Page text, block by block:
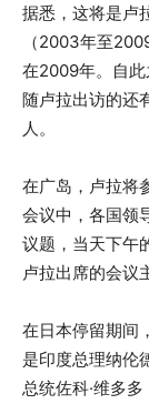
据悉，这将是卢
（2003年至
在2009年。自
随卢拉出访的还
人。
在广岛，卢拉将
会议中，各国领
议题，当天下午
卢拉出席的会议
在日本停留期间
是印度总理纳伦
总统佐科·维多